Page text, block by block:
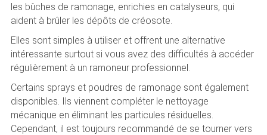
les bûches de ramonage, enrichies en catalyseurs, qui
aident à brûler les dépôts de créosote.
Elles sont simples à utiliser et offrent une alternative
intéressante surtout si vous avez des difficultés à accéder
régulièrement à un ramoneur professionnel.
Certains sprays et poudres de ramonage sont également
disponibles. Ils viennent compléter le nettoyage
mécanique en éliminant les particules résiduelles.
Cependant, il est toujours recommandé de se tourner vers